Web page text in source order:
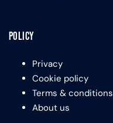
Policy
Privacy
Cookie policy
Terms & conditions
About us